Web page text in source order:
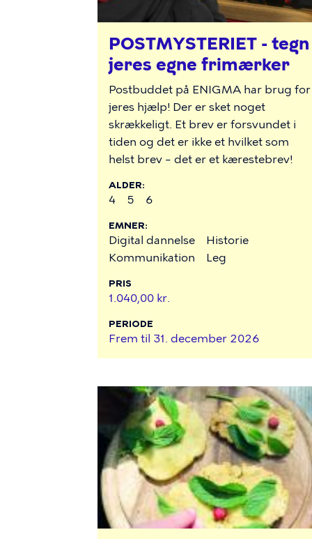
POSTMYSTERIET - tegn
jeres egne frimærker
Postbuddet på ENIGMA har brug for
jeres hjælp! Der er sket noget
skrækkeligt. Et brev er forsvundet i
tiden og det er ikke et hvilket som
helst brev – det er et kærestebrev!
ALDER
4 5 6
EMNER
Digital dannelse
Historie
Kommunikation
Leg
PRIS
1.040,00 kr.
PERIODE
Frem til 31. december 2026